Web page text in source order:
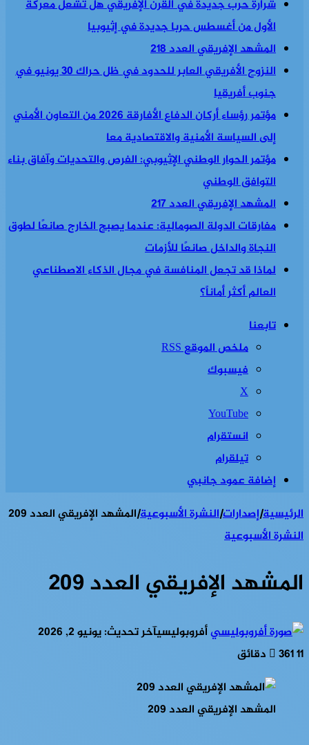
شرارة حرب جديدة في القرن الإفريقي هل تشعل معركة
الأول من أغسطس حربا جديدة في إثيوبيا
المشهد الإفريقي العدد 218
النزوح الأفريقي العابر للحدود في ظل حراك 30 يونيو في
جنوب أفريقيا
مؤتمر رؤساء أركان الدفاع الأفارقة 2026 من التعاون الأمني
إلى السياسة الأمنية والاقتصادية معا
مؤتمر الحوار الوطني الإثيوبي: الفرص والتحديات وآفاق بناء
التوافق الوطني
المشهد الإفريقي العدد 217
مفارقات الدولة الصومالية: عندما يصبح الخارج صانعًا لطوق
النجاة والداخل صانعًا للأزمات
لماذا قد تجعل المنافسة في مجال الذكاء الاصطناعي
العالم أكثر أماناً؟
تابعنا
ملخص الموقع RSS
فيسبوك
‫X
‫YouTube
انستقرام
تيلقرام
إضافة عمود جانبي
الرئيسية|إصدارات|النشرة الأسبوعية|المشهد الإفريقي العدد 209
النشرة الأسبوعية
المشهد الإفريقي العدد 209
أفروبوليسيآخر تحديث: يونيو 2, 2026
36111 دقائق
المشهد الإفريقي العدد 209